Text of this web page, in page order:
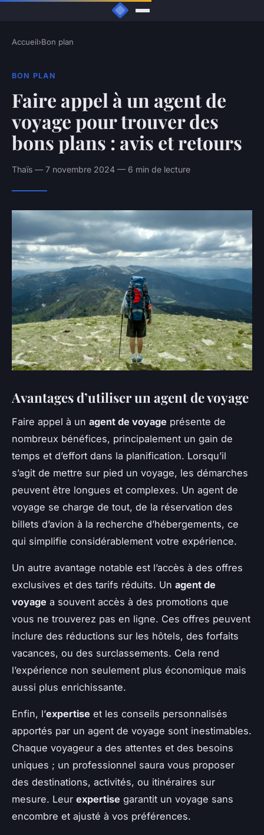
Accueil›Bon plan
BON PLAN
Faire appel à un agent de
voyage pour trouver des
bons plans : avis et retours
Thaïs — 7 novembre 2024 — 6 min de lecture
Avantages d’utiliser un agent de voyage
Faire appel à un agent de voyage présente de
nombreux bénéfices, principalement un gain de
temps et d’effort dans la planification. Lorsqu’il
s’agit de mettre sur pied un voyage, les démarches
peuvent être longues et complexes. Un agent de
voyage se charge de tout, de la réservation des
billets d’avion à la recherche d’hébergements, ce
qui simplifie considérablement votre expérience.
Un autre avantage notable est l’accès à des offres
exclusives et des tarifs réduits. Un agent de
voyage a souvent accès à des promotions que
vous ne trouverez pas en ligne. Ces offres peuvent
inclure des réductions sur les hôtels, des forfaits
vacances, ou des surclassements. Cela rend
l’expérience non seulement plus économique mais
aussi plus enrichissante.
Enfin, l’expertise et les conseils personnalisés
apportés par un agent de voyage sont inestimables.
Chaque voyageur a des attentes et des besoins
uniques ; un professionnel saura vous proposer
des destinations, activités, ou itinéraires sur
mesure. Leur expertise garantit un voyage sans
encombre et ajusté à vos préférences.